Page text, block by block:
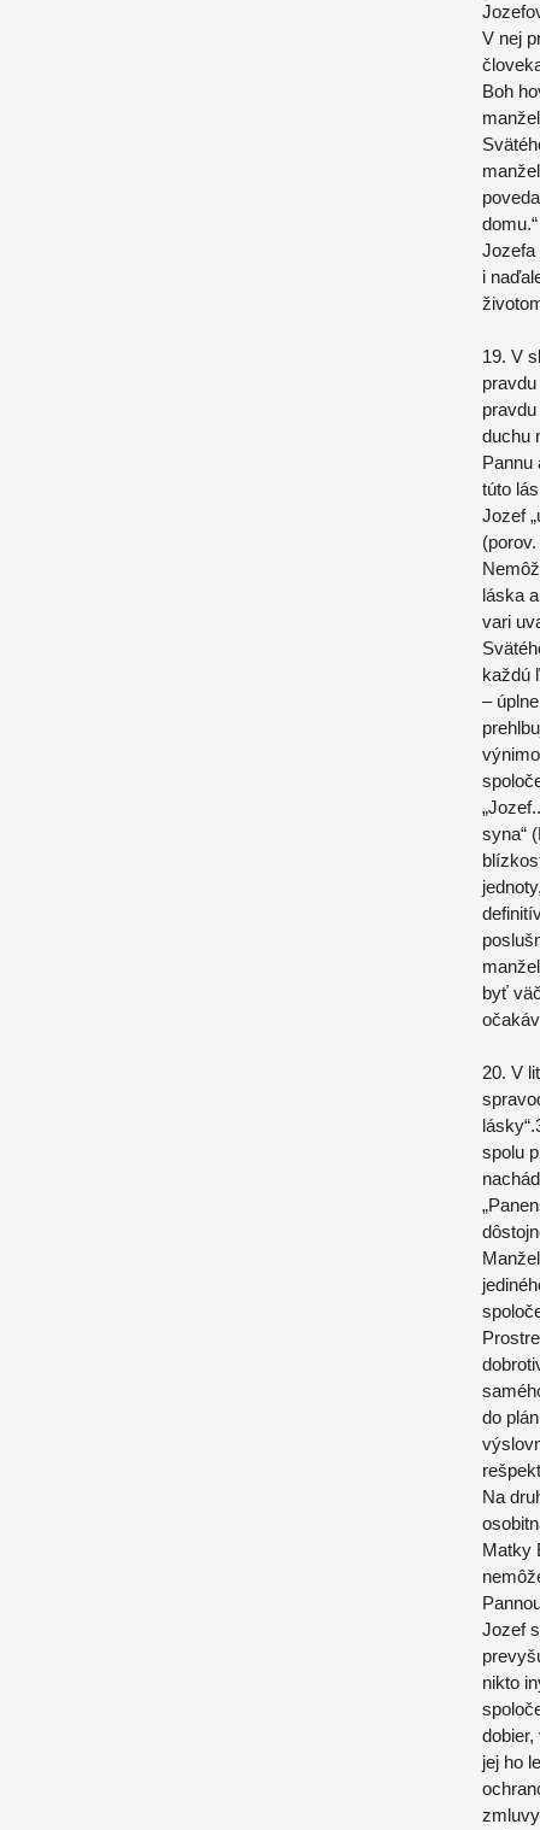
V nej
Boh
Jozefa
i
19. V
duchu
Pannu
túto
Jozef
láska
vari
každú
–
syna“
byť
20. V
spolu
do
Na
Matky
Jozef
nikto
jej ho